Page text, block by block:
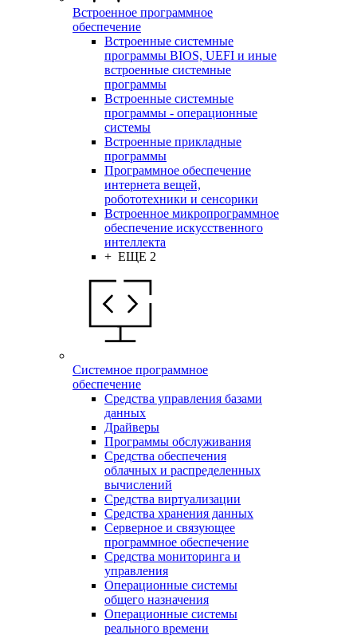
Встроенное программное
обеспечение
Встроенные системные
программы BIOS, UEFI и иные
встроенные системные
программы
Встроенные системные
программы - операционные
системы
Встроенные прикладные
программы
Программное обеспечение
интернета вещей,
робототехники и сенсорики
Встроенное микропрограммное
обеспечение искусственного
интеллекта
+ ЕЩЕ 2
Системное программное
обеспечение
Средства управления базами
данных
Драйверы
Программы обслуживания
Средства обеспечения
облачных и распределенных
вычислений
Средства виртуализации
Средства хранения данных
Серверное и связующее
программное обеспечение
Средства мониторинга и
управления
Операционные системы
общего назначения
Операционные системы
реального времени